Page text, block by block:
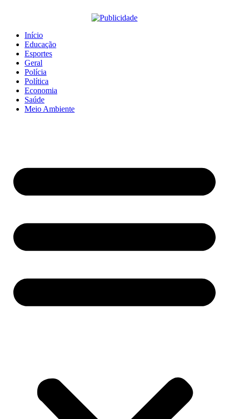
Início
Educação
Esportes
Geral
Polícia
Política
Economia
Saúde
Meio Ambiente